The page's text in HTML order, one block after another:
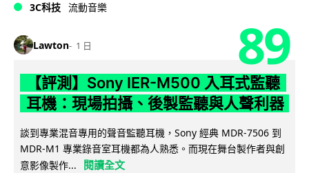
3C科技 流動音樂
Lawton 1 日 89
【評測】Sony IER-M500 入耳式監聽
耳機：現場拍攝、後製監聽與人聲利器
談到專業混音專用的聲音監聽耳機，Sony 經典 MDR-7506 到
MDR-M1 專業錄音室耳機都為人熟悉。而現在舞台製作者與創
意影像製作...
閱讀全文